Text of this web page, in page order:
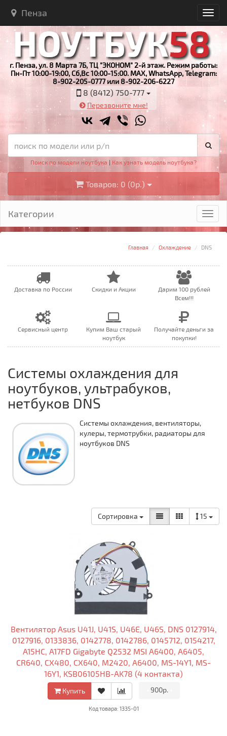
Пенза
г. Пенза, ул. 8 Марта 7Б, ТЦ "ЭКОНОМ" 2-й этаж. Режим работы:
Пн-Пт 10:00-19:00, Сб,Вс 10:00-15:00. MAX, WhatsApp, Telegram:
8-902-205-0777 или 8-902-206-6227
8 (8412) 750-777
Перезвоните мне!
Поиск по модели ноутбука | Как узнать модель ноутбука?
Товаров: 0 (0р.)
Категории
Главная Охлаждение DNS
Доставка по России Скидки и Акции
Дарим 100 рублей
Всем!!!
Сервисный центр
Купим Ваш старый
ноутбук
Получайте деньги за
покупки!
Системы охлаждения для
ноутбуков, ультрабуков,
нетбуков DNS
Системы охлаждения, вентиляторы,
кулеры, термотрубки, радиаторы для
ноутбуков DNS
Сортировка 15
Вентилятор Asus U41J, U41S, U46E, U46S, DNS 0127914,
0127916, 0133836, 0142778, 0142786, 0145712, 0154217,
A15HC, A17FD Gigabyte Q2532 MSI A6400, A6405,
CR640, CX480, CX640, M2420, A6400, MS-14Y1, MS-
16Y1, KSB06105HB-AK78 (4 контакта)
Купить 900р.
Код товара: 1335-01